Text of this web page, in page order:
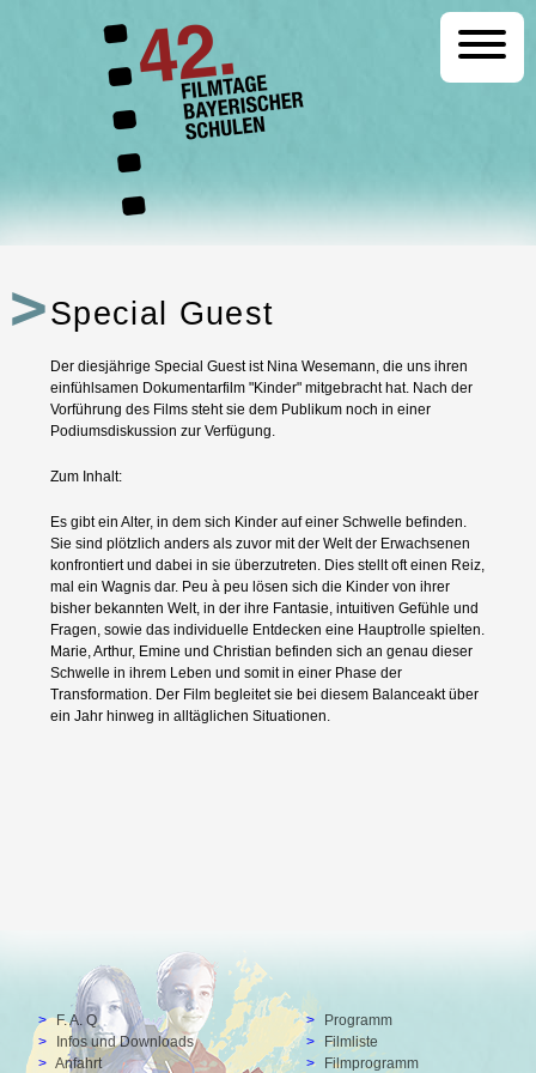
Startseite
Festival
Kontakt
Preisträger
Special Guest
Der diesjährige Special Guest ist Nina Wesemann, die uns ihren
einfühlsamen Dokumentarfilm "Kinder" mitgebracht hat. Nach der
Vorführung des Films steht sie dem Publikum noch in einer
Podiumsdiskussion zur Verfügung.
Zum Inhalt:
Es gibt ein Alter, in dem sich Kinder auf einer Schwelle befinden.
Sie sind plötzlich anders als zuvor mit der Welt der Erwachsenen
konfrontiert und dabei in sie überzutreten. Dies stellt oft einen Reiz,
mal ein Wagnis dar. Peu à peu lösen sich die Kinder von ihrer
bisher bekannten Welt, in der ihre Fantasie, intuitiven Gefühle und
Fragen, sowie das individuelle Entdecken eine Hauptrolle spielten.
Marie, Arthur, Emine und Christian befinden sich an genau dieser
Schwelle in ihrem Leben und somit in einer Phase der
Transformation. Der Film begleitet sie bei diesem Balanceakt über
ein Jahr hinweg in alltäglichen Situationen.
Programm
Filmliste
Filmprogramm
F. A. Q
Infos und Downloads
Anfahrt